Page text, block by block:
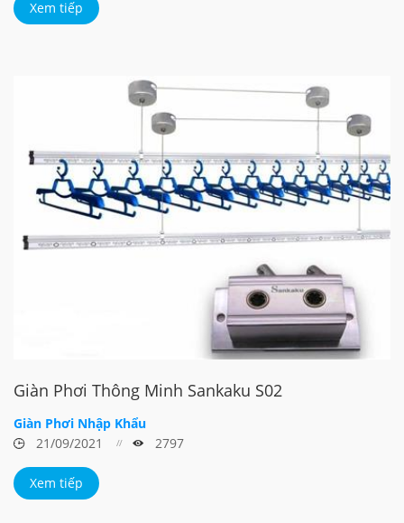
Xem tiếp
Giàn Phơi Thông Minh Sankaku S02
Giàn Phơi Nhập Khẩu
21/09/2021
2797
Xem tiếp